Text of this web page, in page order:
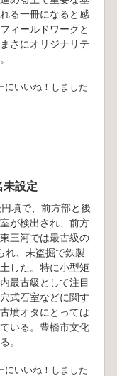
る一冊になると感
ィールドワークと
さにオリジナリテ
にいいね！しました
未設定
墳で、前方部と後
が検出され、前方
三河では最古級の
れ、未盗掘で鉄製
した。特に小型矩
最古級として注目
式石室などに関す
墳オタにとっては
いる。豊橋市文化
。
にいいね！しました